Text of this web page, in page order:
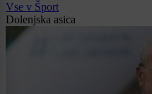
Vse v Šport
Dolenjska asica